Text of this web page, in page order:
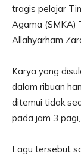
tragis pelajar
Agama (SMKA)
Allahyarham
Karya yang
dalam ribuan
ditemui tidak
pada jam 3 pagi,
Lagu tersebut